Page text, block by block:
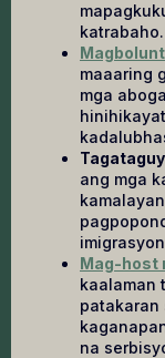
katrabaho.
maaaring
mga
ang mga
Mag-host
kaalaman
patakaran
na